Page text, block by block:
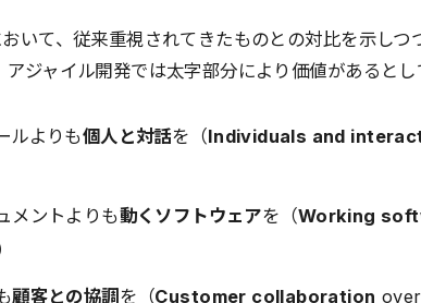
いて、従来重視されてきたものとの対比を示しつ
アジャイル開発では太字部分により価値があるとし
ルよりも個人と対話を（Individuals and
メントよりも動くソフトウェアを（Working
顧客との協調を（Customer collaboration